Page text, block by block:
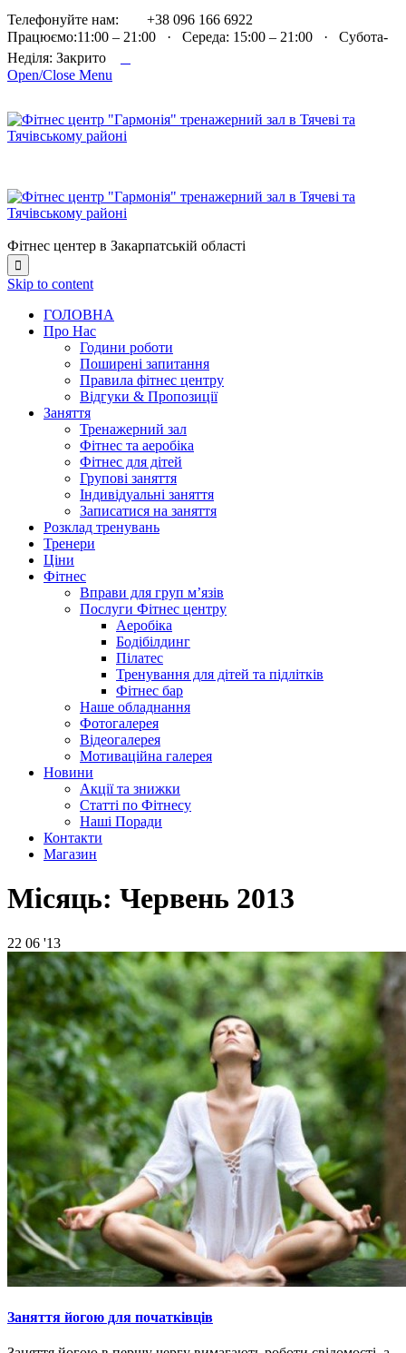
Телефонуйте нам:
+38 096 166 6922
Працюємо:11:00 – 21:00 · Середа: 15:00 – 21:00 · Субота-
Неділя: Закрито
Open/Close Menu
Фітнес центер в Закарпатській області

Skip to content
ГОЛОВНА
Про Нас
Години роботи
Поширені запитання
Правила фітнес центру
Відгуки & Пропозиції
Заняття
Тренажерний зал
Фітнес та аеробіка
Фітнес для дітей
Групові заняття
Індивідуальні заняття
Записатися на заняття
Розклад тренувань
Тренери
Ціни
Фітнес
Вправи для груп м’язів
Послуги Фітнес центру
Аеробіка
Бодібілдинг
Пілатес
Тренування для дітей та підлітків
Фітнес бар
Наше обладнання
Фотогалерея
Відеогалерея
Мотиваційна галерея
Новини
Акції та знижки
Статті по Фітнесу
Наші Поради
Контакти
Магазин
Місяць: Червень 2013
22 06 '13
Заняття йогою для початківців